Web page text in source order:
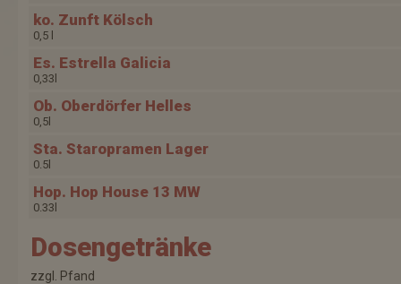
ko. Zunft Kölsch
0,5 l
Es. Estrella Galicia
0,33l
Ob. Oberdörfer Helles
0,5l
Sta. Staropramen Lager
0.5l
Hop. Hop House 13 MW
0.33l
Dosengetränke
zzgl. Pfand